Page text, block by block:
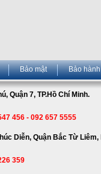
Bảo mật Bảo hành
Quận 7, TP.Hồ Chí Minh.
456 - 092 657 5555
Diễn, Quận Bắc Từ Liêm,
359